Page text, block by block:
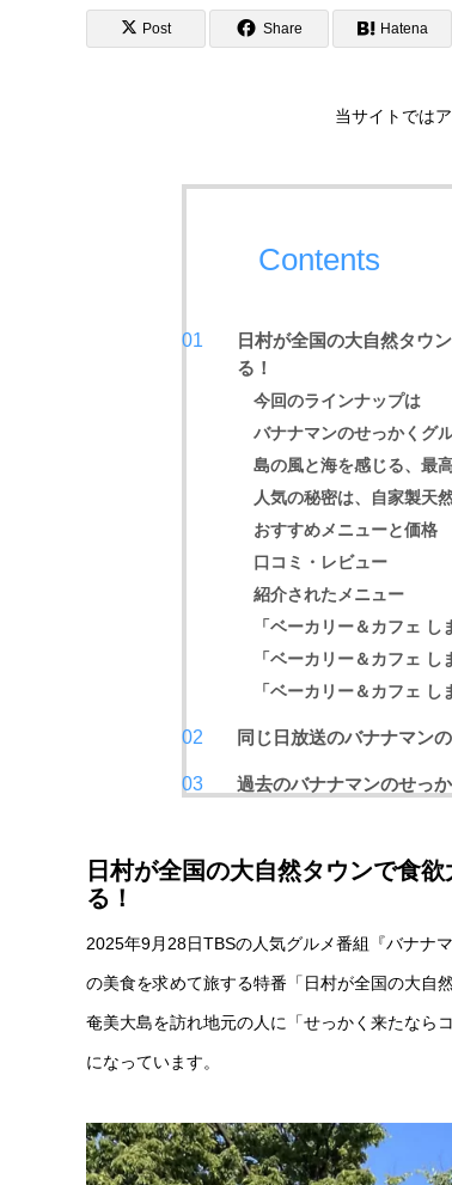
Post Share Hatena
当サイトでは
Contents
日村が全国の大自然タウ
る！
今回のラインナップは
バナナマンのせっかくグ
島の風と海を感じる、最
人気の秘密は、自家製天
おすすめメニューと価格
口コミ・レビュー
紹介されたメニュー
「ベーカリー＆カフェ
「ベーカリー＆カフェ
「ベーカリー＆カフェ し
同じ日放送のバナナマン
過去のバナナマンのせっ
日村が全国の大自然タウンで食
る！
2025年9月28日TBSの人気グルメ番組『バナナ
の美食を求めて旅する特番「日村が全国の大自
奄美大島を訪れ地元の人に「せっかく来たなら
になっています。